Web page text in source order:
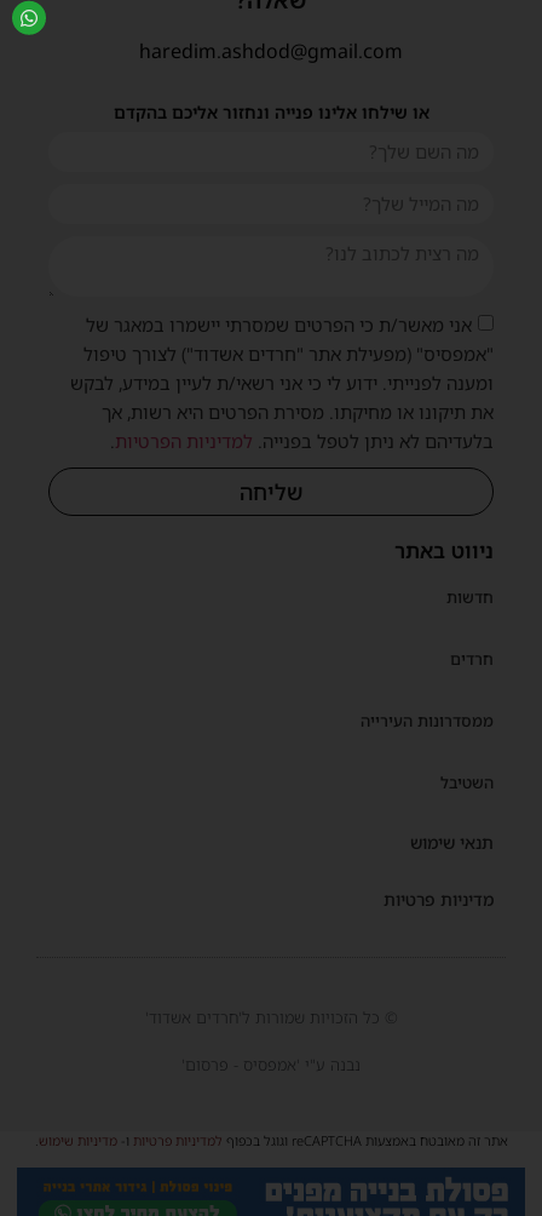
ניווט באתר
חדשות
חרדים
ממסדרונות העירייה
השטיבל
תנאי שימוש
מדיניות פרטיות
haredim.ashdod@gmail.com
או שילחו אלינו פנייה ונחזור אליכם בהקדם
אני מאשר/ת כי הפרטים שמסרתי יישמרו במאגר של
"אמפסיס" (מפעילת אתר "חרדים אשדוד") לצורך טיפול
ומענה לפנייתי. ידוע לי כי אני רשאי/ת לעיין במידע, לבקש
את תיקונו או מחיקתו. מסירת הפרטים היא רשות, אך
בלעדיהם לא ניתן לטפל בפנייה. למדיניות הפרטיות
שליחה
© כל הזכויות שמורות ל'חרדים אשדוד'
נבנה ע"י 'אמפסיס - פרסום'
אתר זה מאובטח באמצעות reCAPTCHA וגוגל בכפוף למדיניות פרטיות ו-מדיניות שימוש